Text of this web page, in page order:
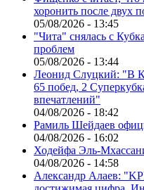
хоронить после двух
05/08/2026 - 13:45
"Чита" снялась с
проблем
05/08/2026 - 13:44
Леонид Слуцкий: "В
65 побед, 2
впечатлений"
04/08/2026 - 18:42
Рамиль Шейдаев
04/08/2026 - 16:02
Ходейфа Эль-
04/08/2026 - 14:58
Александр Алаев: